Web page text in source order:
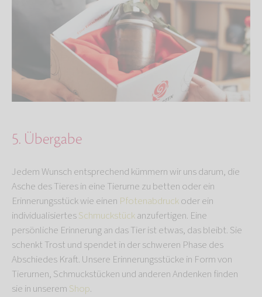
5. Übergabe
Jedem Wunsch entsprechend kümmern wir uns darum, die
Asche des Tieres in eine Tierurne zu betten oder ein
Erinnerungsstück wie einen Pfotenabdruckoder ein
individualisiertesSchmuckstückanzufertigen. Eine
persönliche Erinnerung an das Tier ist etwas, das bleibt. Sie
schenkt Trost und spendet in der schweren Phase des
Abschiedes Kraft. Unsere Erinnerungsstücke in Form von
Tierurnen, Schmuckstücken und anderen Andenken finden
sie in unserem Shop.